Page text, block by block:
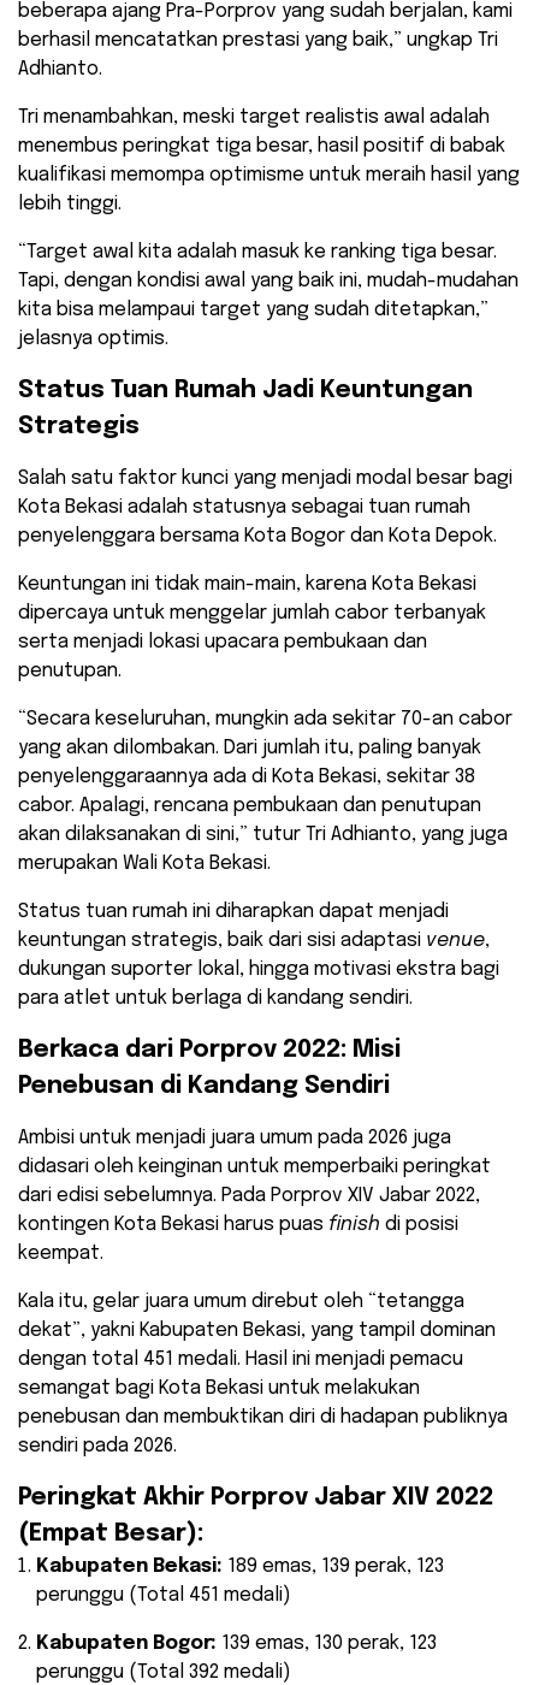
beberapa ajang Pra-Porprov yang sudah berjalan, kami
berhasil mencatatkan prestasi yang baik,” ungkap Tri
Adhianto.
Tri menambahkan, meski target realistis awal adalah
menembus peringkat tiga besar, hasil positif di babak
kualifikasi memompa optimisme untuk meraih hasil yang
lebih tinggi.
“Target awal kita adalah masuk ke ranking tiga besar.
Tapi, dengan kondisi awal yang baik ini, mudah-mudahan
kita bisa melampaui target yang sudah ditetapkan,”
jelasnya optimis.
Status Tuan Rumah Jadi Keuntungan
Strategis
Salah satu faktor kunci yang menjadi modal besar bagi
Kota Bekasi adalah statusnya sebagai tuan rumah
penyelenggara bersama Kota Bogor dan Kota Depok.
Keuntungan ini tidak main-main, karena Kota Bekasi
dipercaya untuk menggelar jumlah cabor terbanyak
serta menjadi lokasi upacara pembukaan dan
penutupan.
“Secara keseluruhan, mungkin ada sekitar 70-an cabor
yang akan dilombakan. Dari jumlah itu, paling banyak
penyelenggaraannya ada di Kota Bekasi, sekitar 38
cabor. Apalagi, rencana pembukaan dan penutupan
akan dilaksanakan di sini,” tutur Tri Adhianto, yang juga
merupakan Wali Kota Bekasi.
Status tuan rumah ini diharapkan dapat menjadi
keuntungan strategis, baik dari sisi adaptasi venue,
dukungan suporter lokal, hingga motivasi ekstra bagi
para atlet untuk berlaga di kandang sendiri.
Berkaca dari Porprov 2022: Misi
Penebusan di Kandang Sendiri
Ambisi untuk menjadi juara umum pada 2026 juga
didasari oleh keinginan untuk memperbaiki peringkat
dari edisi sebelumnya. Pada Porprov XIV Jabar 2022,
kontingen Kota Bekasi harus puas finish di posisi
keempat.
Kala itu, gelar juara umum direbut oleh “tetangga
dekat”, yakni Kabupaten Bekasi, yang tampil dominan
dengan total 451 medali. Hasil ini menjadi pemacu
semangat bagi Kota Bekasi untuk melakukan
penebusan dan membuktikan diri di hadapan publiknya
sendiri pada 2026.
Peringkat Akhir Porprov Jabar XIV 2022
(Empat Besar):
Kabupaten Bekasi: 189 emas, 139 perak, 123
perunggu (Total 451 medali)
Kabupaten Bogor: 139 emas, 130 perak, 123
perunggu (Total 392 medali)